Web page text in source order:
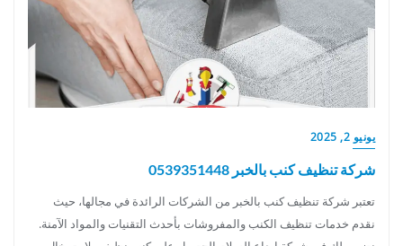
يونيو 2, 2025
شركة تنظيف كنب بالخبر 0539351448
تعتبر شركة تنظيف كنب بالخبر من الشركات الرائدة في مجالها، حيث
نقدم خدمات تنظيف الكنب والمفروشات بأحدث التقنيات والمواد الآمنة.